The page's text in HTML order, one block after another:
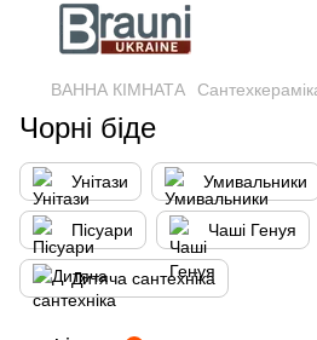
ВАННА КІМНАТА
Чорні біде
Унітази Умивальники
Пісуари Чаші Генуя
Дитяча сантехніка